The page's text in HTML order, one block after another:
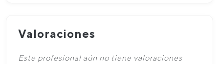
Valoraciones
Este profesional aún no tiene valoraciones